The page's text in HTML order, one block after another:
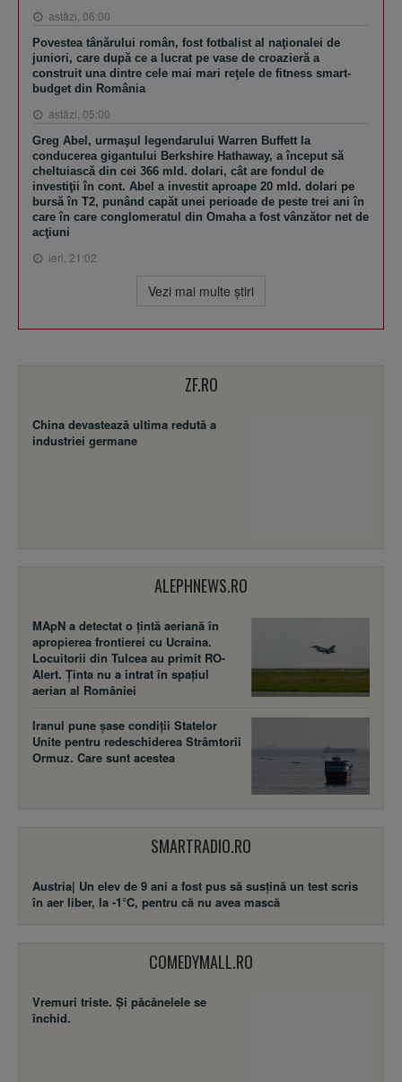
astăzi, 06:00
Povestea tânărului român, fost fotbalist al naţionalei de
juniori, care după ce a lucrat pe vase de croazieră a
construit una dintre cele mai mari reţele de fitness smart-
budget din România
astăzi, 05:00
Greg Abel, urmaşul legendarului Warren Buffett la
conducerea gigantului Berkshire Hathaway, a început să
cheltuiască din cei 366 mld. dolari, cât are fondul de
investiţii în cont. Abel a investit aproape 20 mld. dolari pe
bursă în T2, punând capăt unei perioade de peste trei ani în
care în care conglomeratul din Omaha a fost vânzător net de
acţiuni
ieri, 21:02
Vezi mai multe ştiri
ZF.RO
China devastează ultima redută a
industriei germane
ALEPHNEWS.RO
MApN a detectat o țintă aeriană în
apropierea frontierei cu Ucraina.
Locuitorii din Tulcea au primit RO-
Alert. Ținta nu a intrat în spațiul
aerian al României
Iranul pune șase condiții Statelor
Unite pentru redeschiderea Strâmtorii
Ormuz. Care sunt acestea
SMARTRADIO.RO
Austria| Un elev de 9 ani a fost pus să susţină un test scris
în aer liber, la -1°C, pentru că nu avea mască
COMEDYMALL.RO
Vremuri triste. Şi păcănelele se
închid.